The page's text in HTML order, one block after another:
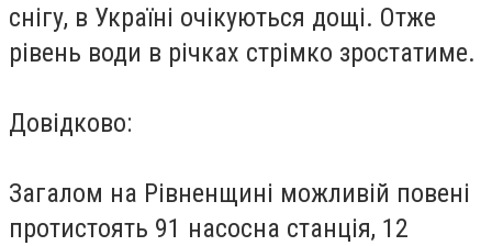
снігу, в Україні очікуються дощі. Отже
рівень води в річках стрімко зростатиме.
Довідково:
Загалом на Рівненщині можливій повені
протистоять 91 насосна станція, 12